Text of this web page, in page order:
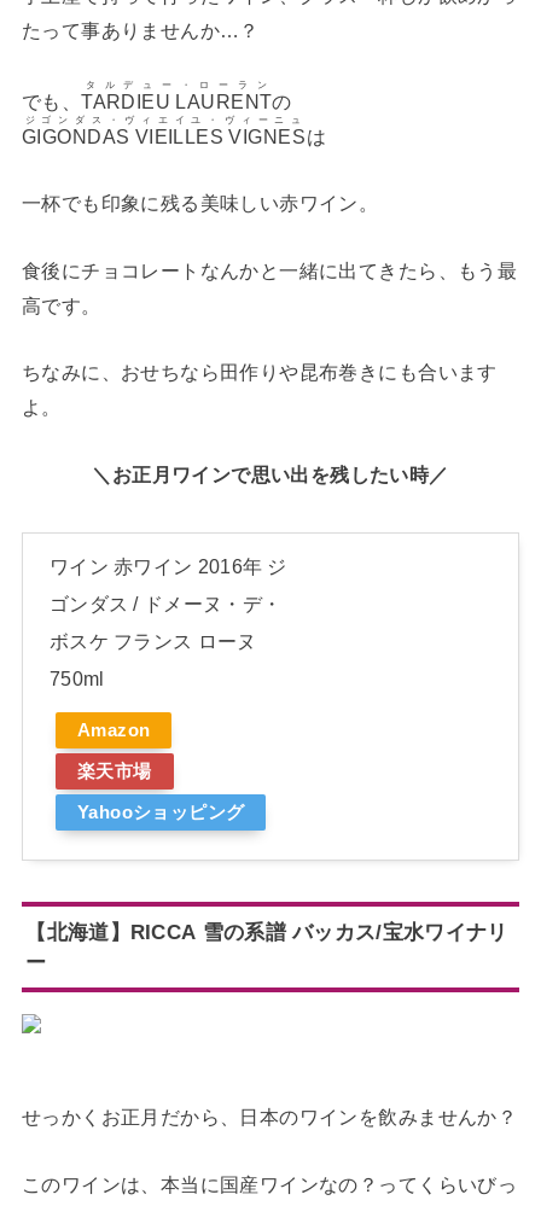
たって事ありませんか…？
でも、TARDIEU LAURENT
タルデュー・ローラン
の
GIGONDAS VIEILLES VIGNES
ジゴンダス・ヴィエイユ・ヴィーニュ
は
一杯でも印象に残る美味しい赤ワイン。
食後にチョコレートなんかと一緒に出てきたら、もう最
高です。
ちなみに、おせちなら田作りや昆布巻きにも合います
よ。
＼お正月ワインで思い出を残したい時／
ワイン 赤ワイン 2016年 ジ
ゴンダス / ドメーヌ・デ・
ボスケ フランス ローヌ
750ml
Amazon
楽天市場
Yahooショッピング
【北海道】 RICCA 雪の系譜 バッカス/宝水ワイナリ
ー
せっかくお正月だから、日本のワインを飲みませんか？
このワインは、本当に国産ワインなの？ってくらいびっ